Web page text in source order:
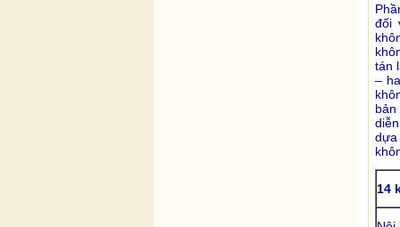
đối
tán
–
bản
dựa
14